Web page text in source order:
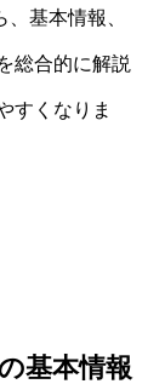
基本情報、
総合的に解説
すくなりま
基本情報